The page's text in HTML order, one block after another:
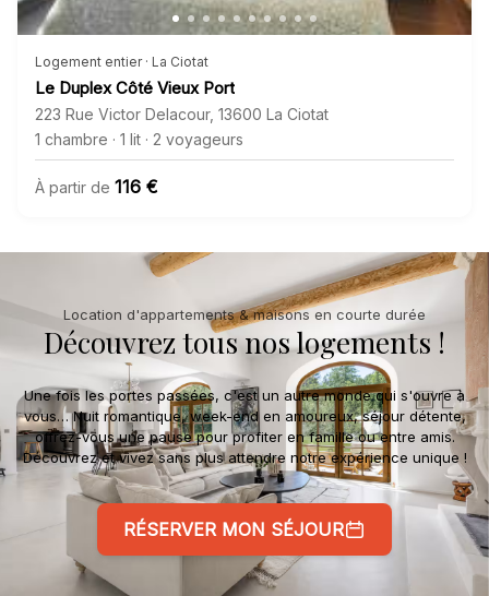
Logement entier · La Ciotat
Le Duplex Côté Vieux Port
223 Rue Victor Delacour, 13600 La Ciotat
1 chambre · 1 lit · 2 voyageurs
À partir de 116 €
Location d'appartements & maisons en courte durée
Découvrez tous nos logements !
Une fois les portes passées, c'est un autre monde qui s'ouvre à
vous… Nuit romantique, week-end en amoureux, séjour détente,
offrez-vous une pause pour profiter en famille ou entre amis.
Découvrez et vivez sans plus attendre notre expérience unique !
RÉSERVER MON SÉJOUR